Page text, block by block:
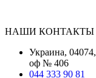
НАШИ КОНТАКТЫ
Украина,
оф № 406
044 333 90 81